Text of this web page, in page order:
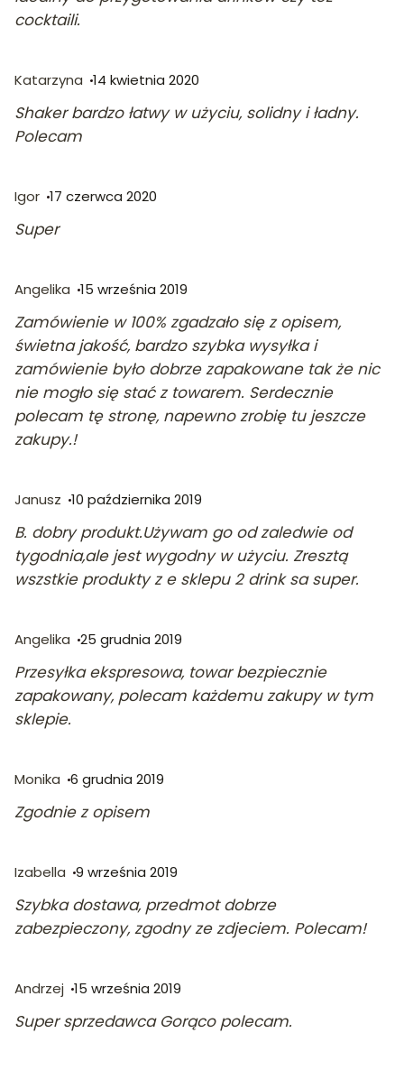
cocktaili.
Katarzyna 14 kwietnia 2020
Shaker bardzo łatwy w użyciu, solidny i ładny.
Polecam
Igor 17 czerwca 2020
Super
Angelika 15 września 2019
Zamówienie w 100% zgadzało się z opisem,
świetna jakość, bardzo szybka wysyłka i
zamówienie było dobrze zapakowane tak że nic
nie mogło się stać z towarem. Serdecznie
polecam tę stronę, napewno zrobię tu jeszcze
zakupy.!
Janusz 10 października 2019
B. dobry produkt.Używam go od zaledwie od
tygodnia,ale jest wygodny w użyciu. Zresztą
wszstkie produkty z e sklepu 2 drink sa super.
Angelika 25 grudnia 2019
Przesyłka ekspresowa, towar bezpiecznie
zapakowany, polecam każdemu zakupy w tym
sklepie.
Monika 6 grudnia 2019
Zgodnie z opisem
Izabella 9 września 2019
Szybka dostawa, przedmot dobrze
zabezpieczony, zgodny ze zdjeciem. Polecam!
Andrzej 15 września 2019
Super sprzedawca Gorąco polecam.